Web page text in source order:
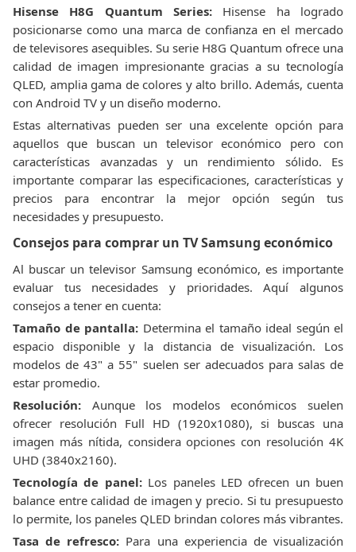
Hisense H8G Quantum Series: Hisense ha logrado
posicionarse como una marca de confianza en el mercado
de televisores asequibles. Su serie H8G Quantum ofrece una
calidad de imagen impresionante gracias a su tecnología
QLED, amplia gama de colores y alto brillo. Además, cuenta
con Android TV y un diseño moderno.
Estas alternativas pueden ser una excelente opción para
aquellos que buscan un televisor económico pero con
características avanzadas y un rendimiento sólido. Es
importante comparar las especificaciones, características y
precios para encontrar la mejor opción según tus
necesidades y presupuesto.
Consejos para comprar un TV Samsung económico
Al buscar un televisor Samsung económico, es importante
evaluar tus necesidades y prioridades. Aquí algunos
consejos a tener en cuenta:
Tamaño de pantalla: Determina el tamaño ideal según el
espacio disponible y la distancia de visualización. Los
modelos de 43" a 55" suelen ser adecuados para salas de
estar promedio.
Resolución: Aunque los modelos económicos suelen
ofrecer resolución Full HD (1920x1080), si buscas una
imagen más nítida, considera opciones con resolución 4K
UHD (3840x2160).
Tecnología de panel:Los paneles LED ofrecen un buen
balance entre calidad de imagen y precio. Si tu presupuesto
lo permite, los paneles QLED brindan colores más vibrantes.
Tasa de refresco: Para una experiencia de visualización